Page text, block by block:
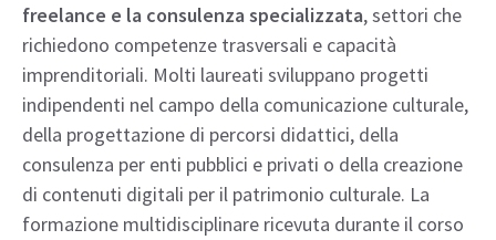
freelance e la consulenza specializzata, settori che
richiedono competenze trasversali e capacità
imprenditoriali. Molti laureati sviluppano progetti
indipendenti nel campo della comunicazione culturale,
della progettazione di percorsi didattici, della
consulenza per enti pubblici e privati o della creazione
di contenuti digitali per il patrimonio culturale. La
formazione multidisciplinare ricevuta durante il corso